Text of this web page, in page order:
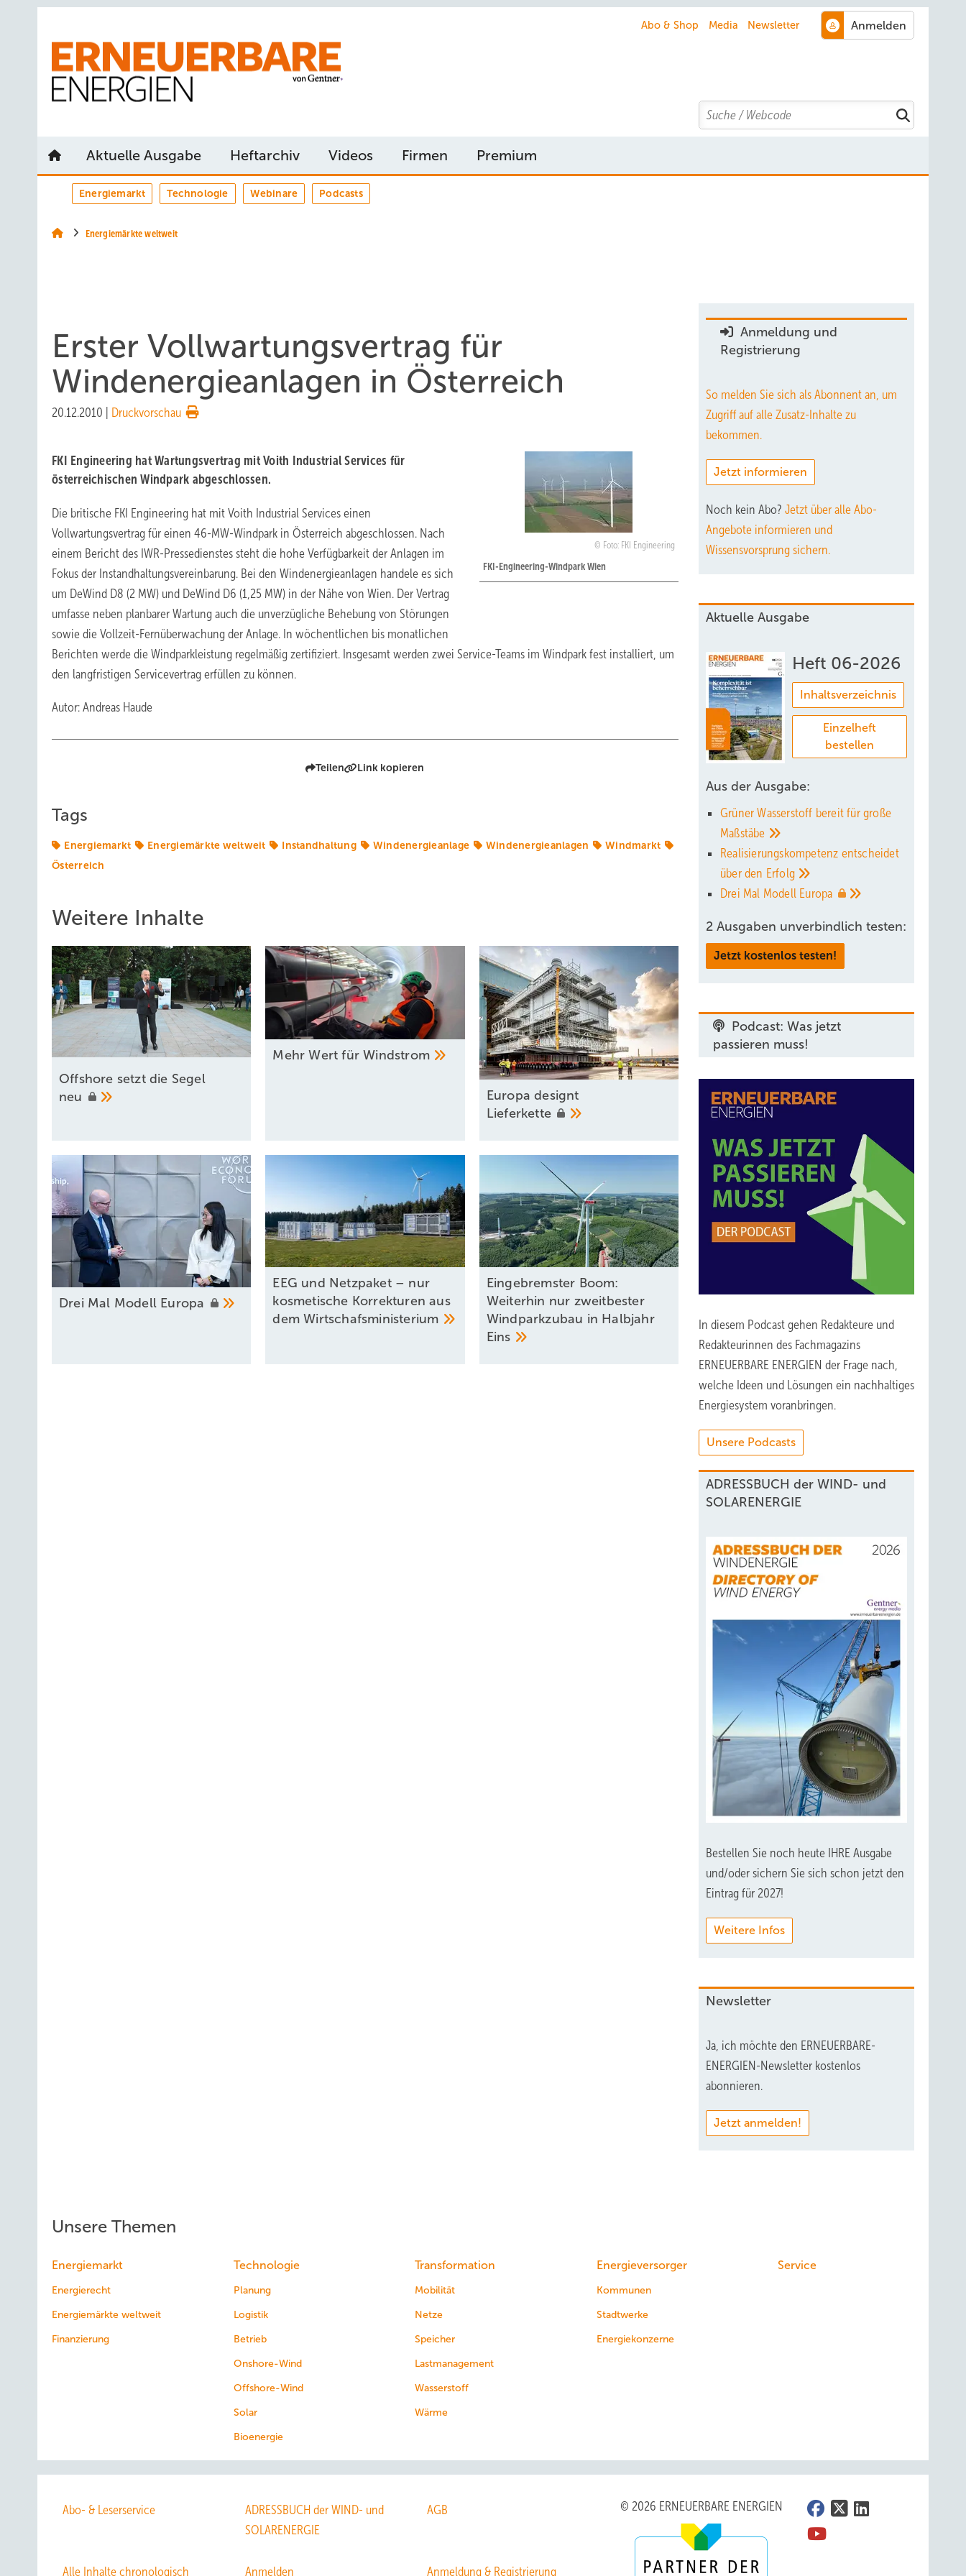
Abo & Shop Media Newsletter
Search
Aktuelle Ausgabe Heftarchiv Videos Firmen Premium
Energiemarkt Technologie Webinare Podcasts
Energiemärkte weltweit
Erster Vollwartungsvertrag für
Windenergieanlagen in Österreich
20.12.2010 Druckvorschau
Foto: FKI Engineering
FKI-Engineering-Windpark Wien
FKI Engineering hat Wartungsvertrag mit Voith Industrial Services für
österreichischen Windpark abgeschlossen.
Die britische FKI Engineering hat mit Voith Industrial Services einen
Vollwartungsvertrag für einen 46-MW-Windpark in Österreich abgeschlossen. Nach
einem Bericht des IWR-Pressedienstes steht die hohe Verfügbarkeit der Anlagen im
Fokus der Instandhaltungsvereinbarung. Bei den Windenergieanlagen handele es sich
um DeWind D8 (2 MW) und DeWind D6 (1,25 MW) in der Nähe von Wien. Der Vertrag
umfasse neben planbarer Wartung auch die unverzügliche Behebung von Störungen
sowie die Vollzeit-Fernüberwachung der Anlage. In wöchentlichen bis monatlichen
Berichten werde die Windparkleistung regelmäßig zertifiziert. Insgesamt werden zwei Service-Teams im Windpark fest installiert, um
den langfristigen Servicevertrag erfüllen zu können.
Autor: Andreas Haude
Teilen Link kopieren
Tags
Energiemarkt Energiemärkte weltweit Instandhaltung Windenergieanlage Windenergieanlagen
Windmarkt
Österreich
Weitere Inhalte
Offshore setzt die Segel
neu
Mehr Wert fürWindstrom
Europa designt
Lieferkette
Drei Mal Modell Europa
EEG und Netzpaket – nur
kosmetische Korrekturen aus
demWirtschafsministerium
Eingebremster Boom:
Weiterhin nur zweitbester
Windparkzubau in Halbjahr
Eins
Anmeldung und
Registrierung
So melden Sie sich als Abonnent an, um
Zugriff auf alle Zusatz-Inhalte zu
bekommen.
Jetzt informieren
Noch kein Abo? Jetzt über alle Abo-
Angebote informieren und
Wissensvorsprung sichern.
Aktuelle Ausgabe
Heft 06-2026
Inhaltsverzeichnis
Einzelheft
bestellen
Aus der Ausgabe:
Grüner Wasserstoff bereit für große
Maßstäbe
Realisierungskompetenz entscheidet
über den Erfolg
Drei Mal Modell Europa
2 Ausgaben unverbindlich testen:
Jetzt kostenlos testen!
Podcast: Was jetzt
passieren muss!
In diesem Podcast gehen Redakteure und
Redakteurinnen des Fachmagazins
ERNEUERBARE ENERGIEN der Frage nach,
welche Ideen und Lösungen ein nachhaltiges
Energiesystem voranbringen.
Unsere Podcasts
ADRESSBUCH der WIND- und
SOLARENERGIE
Bestellen Sie noch heute IHRE Ausgabe
und/oder sichern Sie sich schon jetzt den
Eintrag für 2027!
Weitere Infos
Newsletter
Ja, ich möchte den ERNEUERBARE-
ENERGIEN-Newsletter kostenlos
abonnieren.
Jetzt anmelden!
Unsere Themen
Energiemarkt
Energierecht
Energiemärkte weltweit
Finanzierung
Technologie
Planung
Logistik
Betrieb
Onshore-Wind
Offshore-Wind
Solar
Bioenergie
Transformation
Mobilität
Netze
Speicher
Lastmanagement
Wasserstoff
Wärme
Energieversorger
Kommunen
Stadtwerke
Energiekonzerne
Service
Abo- & Leserservice
ADRESSBUCH der WIND- und
SOLARENERGIE
AGB
Alle Inhalte chronologisch Anmelden Anmeldung & Registrierung
© 2026 ERNEUERBARE ENERGIEN